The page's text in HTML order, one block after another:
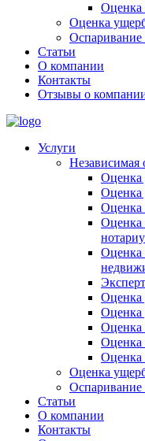
Оценка
Оценка
Оспаривание
Статьи
О компании
Контакты
Отзывы о
Услуги
Независимая
Оценка
Оценка
Оценка
Оценка
Оценка
Оценка
Оценка
Оценка
Оценка
Оценка
Оценка
Оспаривание
Статьи
О компании
Контакты